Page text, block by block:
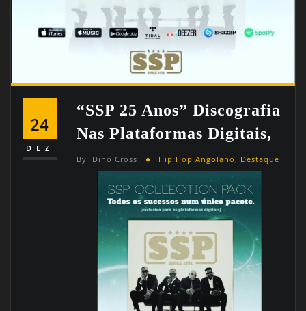
24
DEZ
“SSP 25 Anos” Discografia
Nas Plataformas Digitais,
By Dino Cross Hip Hop Angolano Destaque